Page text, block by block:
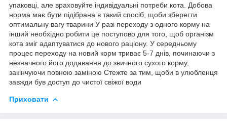
упаковці, але враховуйте індивідуальні потреби кота. Добова
норма має бути підібрана в такий спосіб, щоби зберегти
оптимальну вагу тварини У разі переходу з одного корму на
інший необхідно робити це поступово для того, щоб організм
кота зміг адаптуватися до нового раціону. У середньому
процес переходу на новий корм триває 5-7 днів, починаючи з
незначного його додавання до звичного сухого корму,
закінчуючи повною заміною Стежте за тим, щоби в улюбленця
завжди був доступ до чистої свіжої води
Приховати